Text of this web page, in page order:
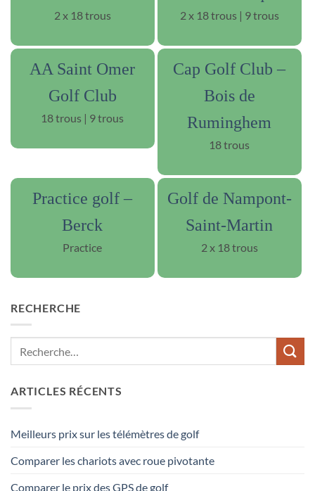
2 x 18 trous 2 x 18 trous | 9 trous
AA Saint Omer
Golf Club
18 trous | 9 trous
Cap Golf Club –
Bois de
Ruminghem
18 trous
Practice golf –
Berck
Practice
Golf de Nampont-
Saint-Martin
2 x 18 trous
RECHERCHE
ARTICLES RÉCENTS
Meilleurs prix sur les télémètres de golf
Comparer les chariots avec roue pivotante
Comparer le prix des GPS de golf